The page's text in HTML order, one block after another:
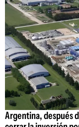
Argentina, después